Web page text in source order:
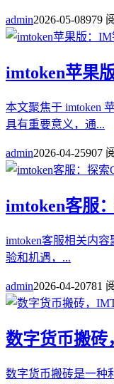
admin2026-05-08979
imtoken苹果
本文聚焦于 imtoken
具有重要意义，通...
admin2026-04-25907
imtoken客服
imtoken客服相关内
验和机遇，...
admin2026-04-20781
数字货币搬砖
数字货币搬砖是一种